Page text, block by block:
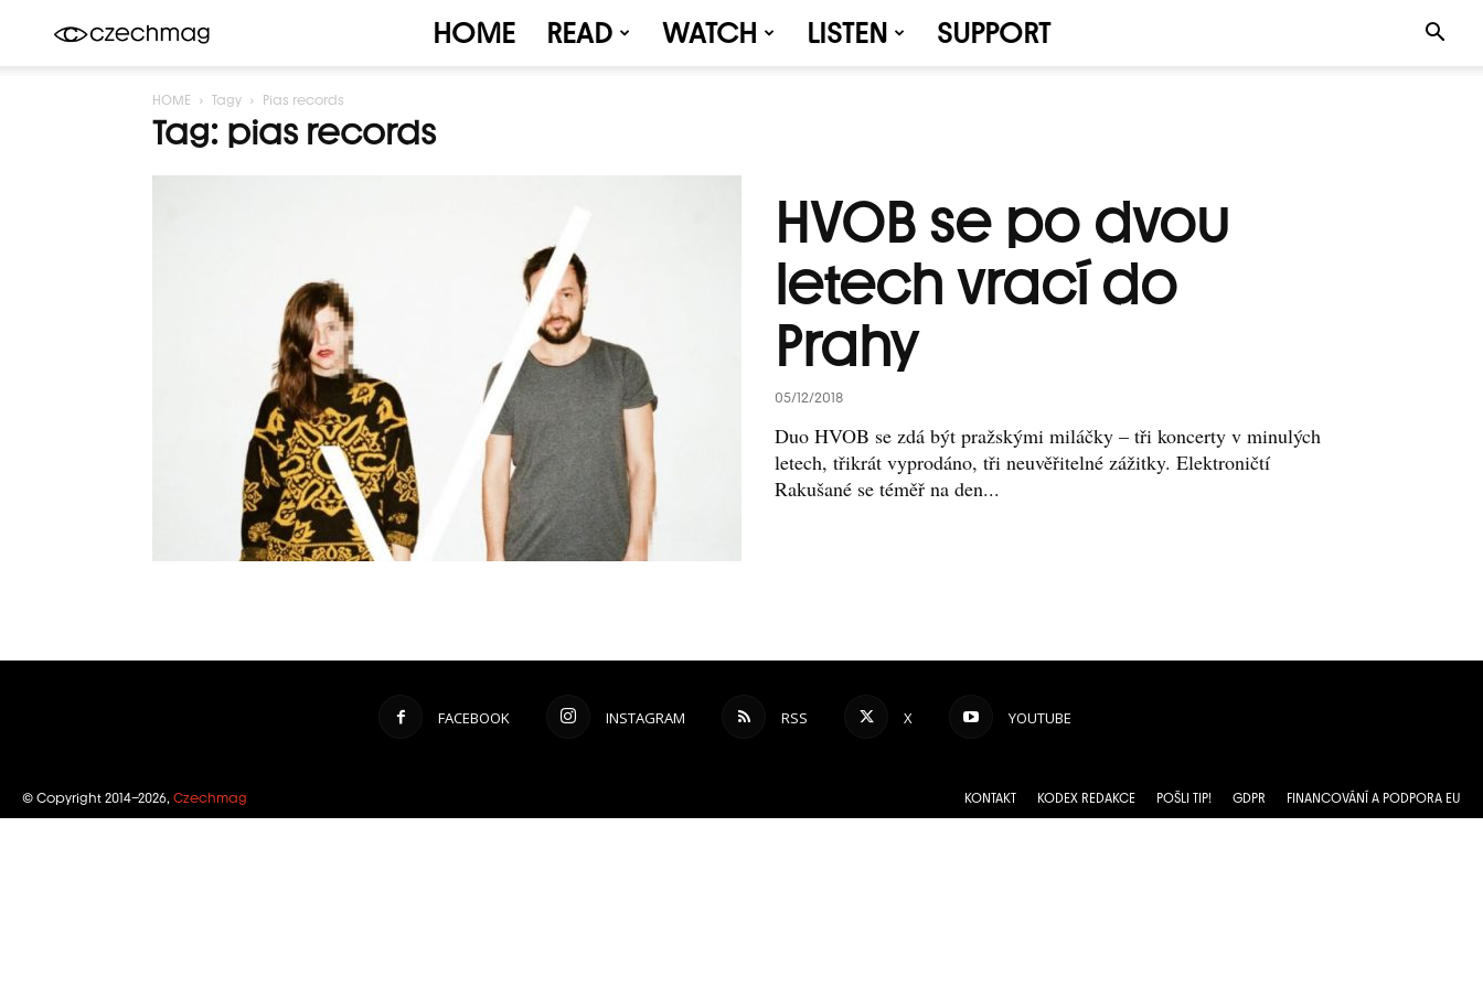
HOME READ WATCH LISTEN SUPPORT
HOME Tagy Pias records
Tag: pias records
HVOB se po dvou
letech vrací do
Prahy
05/12/2018
Duo HVOB se zdá být pražskými miláčky – tři koncerty v minulých
letech, třikrát vyprodáno, tři neuvěřitelné zážitky. Elektroničtí
Rakušané se téměř na den...
FACEBOOK INSTAGRAM RSS X YOUTUBE
KONTAKT KODEX REDAKCE POŠLI TIP! GDPR FINANCOVÁNÍ A PODPORA EU
© Copyright 2014–2026, Czechmag